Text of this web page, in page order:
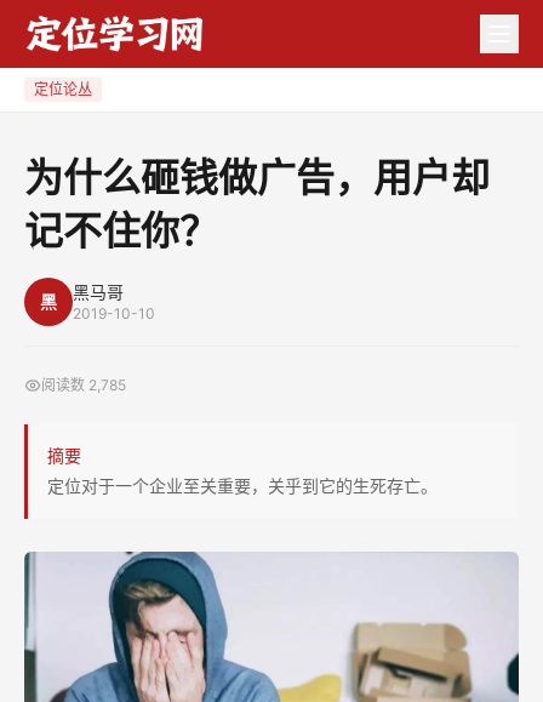
告，
定位论丛
为什么砸钱做广告，用户却
记不住你？
黑 黑马哥
2019-10-10
阅读数 2,785
摘要
定位对于一个企业至关重要，关乎到它的生死存亡。